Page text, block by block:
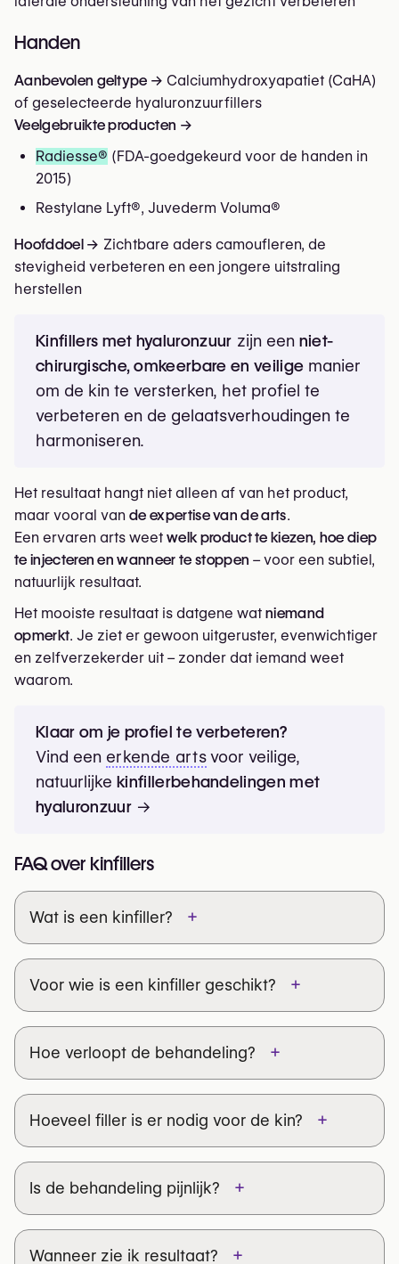
Handen
Aanbevolen geltype → Calciumhydroxyapatiet (CaHA)
of geselecteerde hyaluronzuurfillers
Veelgebruikte producten →
Radiesse® (FDA-goedgekeurd voor de handen in
2015)
Restylane Lyft®, Juvederm Voluma®
Hoofddoel → Zichtbare aders camoufleren, de
stevigheid verbeteren en een jongere uitstraling
herstellen
Kinfillers met hyaluronzuur zijn een niet-
chirurgische, omkeerbare en veilige manier
om de kin te versterken, het profiel te
verbeteren en de gelaatsverhoudingen te
harmoniseren.
Het resultaat hangt niet alleen af van het product,
maar vooral van de expertise van de arts.
Een ervaren arts weet welk product te kiezen, hoe diep
te injecteren en wanneer te stoppen – voor een subtiel,
natuurlijk resultaat.
Het mooiste resultaat is datgene wat niemand
opmerkt. Je ziet er gewoon uitgeruster, evenwichtiger
en zelfverzekerder uit – zonder dat iemand weet
waarom.
Klaar om je profiel te verbeteren?
Vind een erkende arts voor veilige,
natuurlijke kinfillerbehandelingen met
hyaluronzuur→
FAQ over kinfillers
Wat is een kinfiller? +
Voor wie is een kinfiller geschikt? +
Hoe verloopt de behandeling? +
Hoeveel filler is er nodig voor de kin? +
Is de behandeling pijnlijk? +
Wanneer zie ik resultaat? +